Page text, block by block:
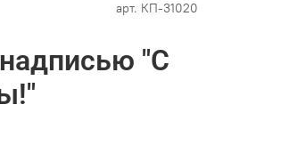
арт. КП-31020
"С